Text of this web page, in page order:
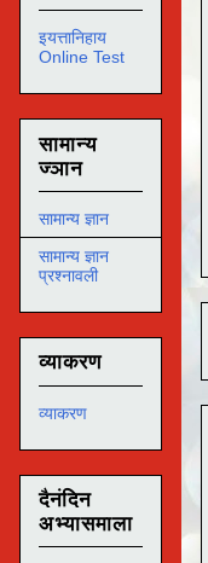
Tube
इयत्तानिहाय
Online Test
सामान्य
ज्ञान
सामान्य ज्ञान
सामान्य ज्ञान
प्रश्नावली
व्याकरण
व्याकरण
दैनंदिन
अभ्यासमाला